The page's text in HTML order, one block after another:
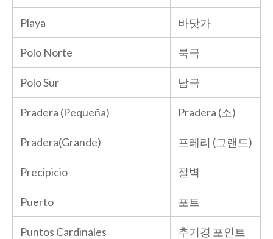
Playa 바닷가
Polo Norte 북극
Polo Sur 남극
Pradera (Pequeña) Pradera (소)
Pradera(Grande) 프레리 (그랜드)
Precipicio 절벽
Puerto 포트
Puntos Cardinales 추기경 포인트